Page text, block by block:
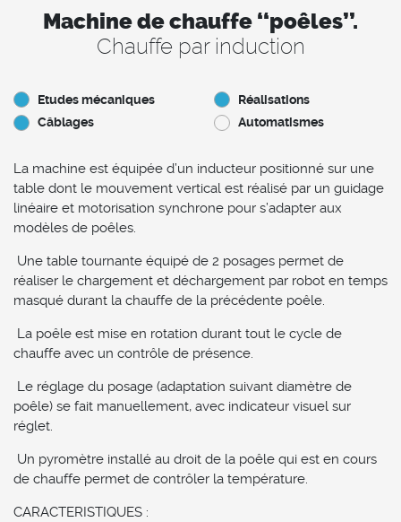
Machine de chauffe ‘‘poêles’’.
Chauffe par induction
Etudes mécaniques
Réalisations
Câblages
Automatismes
La machine est équipée d’un inducteur positionné sur une
table dont le mouvement vertical est réalisé par un guidage
linéaire et motorisation synchrone pour s’adapter aux
modèles de poêles.
Une table tournante équipé de 2 posages permet de
réaliser le chargement et déchargement par robot en temps
masqué durant la chauffe de la précédente poêle.
La poêle est mise en rotation durant tout le cycle de
chauffe avec un contrôle de présence.
Le réglage du posage (adaptation suivant diamètre de
poêle) se fait manuellement, avec indicateur visuel sur
réglet.
Un pyromètre installé au droit de la poêle qui est en cours
de chauffe permet de contrôler la température.
CARACTERISTIQUES :